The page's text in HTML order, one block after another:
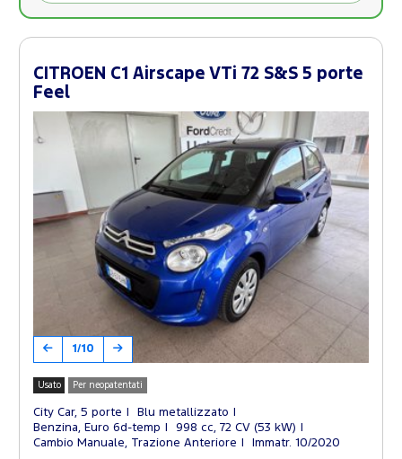
CITROEN C1 Airscape VTi 72 S&S 5 porte
Feel
1/10
Usato Per neopatentati
City Car, 5 porte
Blu metallizzato
Benzina, Euro 6d-temp
998 cc, 72 CV (53 kW)
Cambio Manuale, Trazione Anteriore
Immatr. 10/2020